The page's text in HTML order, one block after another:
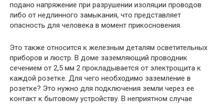
подано напряжение при разрушении изоляции проводов
либо от недлинного замыкания, что представляет
опасность для человека в момент прикосновения.
Это также относится к железным деталям осветительных
приборов и люстр. В доме заземляющий проводник
сечением от 2,5 мм 2 прокладывается от электрощита к
каждой розетке. Для чего необходимо заземление в
розетке? Это нужно для подключения земли через ее
контакт к бытовому устройству. В неприятном случае